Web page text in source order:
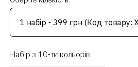
Набір з 10-ти кольорів